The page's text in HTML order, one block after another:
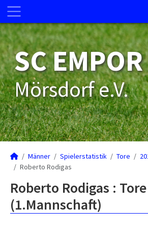
SC EMPOR
Mörsdorf e.V.
Männer Spielerstatistik Tore
Roberto Rodigas
Roberto Rodigas : Tore
(1.Mannschaft)